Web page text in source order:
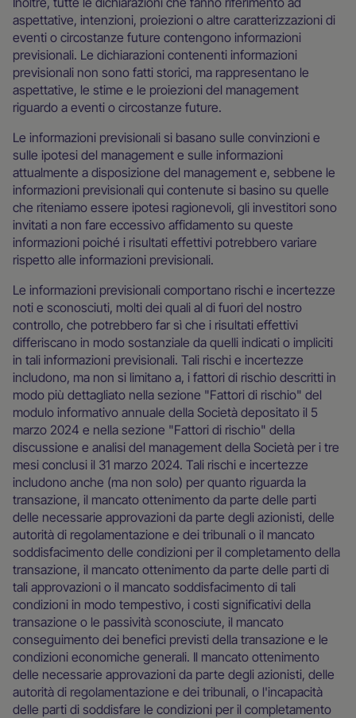
aspettative, intenzioni, proiezioni o altre caratterizzazioni di
eventi o circostanze future contengono informazioni
previsionali. Le dichiarazioni contenenti informazioni
previsionali non sono fatti storici, ma rappresentano le
aspettative, le stime e le proiezioni del management
riguardo a eventi o circostanze future.
Le informazioni previsionali si basano sulle convinzioni e
sulle ipotesi del management e sulle informazioni
attualmente a disposizione del management e, sebbene le
informazioni previsionali qui contenute si basino su quelle
che riteniamo essere ipotesi ragionevoli, gli investitori sono
invitati a non fare eccessivo affidamento su queste
informazioni poiché i risultati effettivi potrebbero variare
rispetto alle informazioni previsionali.
Le informazioni previsionali comportano rischi e incertezze
noti e sconosciuti, molti dei quali al di fuori del nostro
controllo, che potrebbero far sì che i risultati effettivi
differiscano in modo sostanziale da quelli indicati o impliciti
in tali informazioni previsionali. Tali rischi e incertezze
includono, ma non si limitano a, i fattori di rischio descritti in
modo più dettagliato nella sezione "Fattori di rischio" del
modulo informativo annuale della Società depositato il 5
marzo 2024 e nella sezione "Fattori di rischio" della
discussione e analisi del management della Società per i tre
mesi conclusi il 31 marzo 2024. Tali rischi e incertezze
includono anche (ma non solo) per quanto riguarda la
transazione, il mancato ottenimento da parte delle parti
delle necessarie approvazioni da parte degli azionisti, delle
autorità di regolamentazione e dei tribunali o il mancato
soddisfacimento delle condizioni per il completamento della
transazione, il mancato ottenimento da parte delle parti di
tali approvazioni o il mancato soddisfacimento di tali
condizioni in modo tempestivo, i costi significativi della
transazione o le passività sconosciute, il mancato
conseguimento dei benefici previsti della transazione e le
condizioni economiche generali. Il mancato ottenimento
delle necessarie approvazioni da parte degli azionisti, delle
autorità di regolamentazione e dei tribunali, o l'incapacità
delle parti di soddisfare le condizioni per il completamento